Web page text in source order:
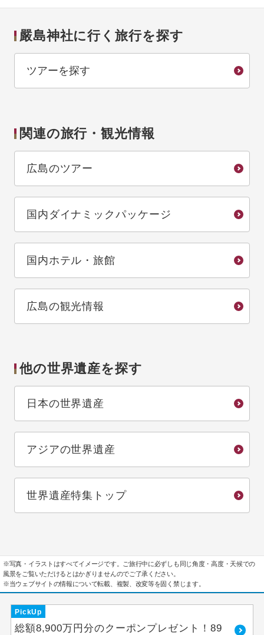
嚴島神社に行く旅行を探す
ツアーを探す
関連の旅行・観光情報
広島のツアー
国内ダイナミックパッケージ
国内ホテル・旅館
広島の観光情報
他の世界遺産を探す
日本の世界遺産
アジアの世界遺産
世界遺産特集トップ
※写真・イラストはすべてイメージです。ご旅行中に必ずしも同じ角度・高度・天候での
風景をご覧いただけるとはかぎりませんのでご了承ください。
※当ウェブサイトの情報について転載、複製、改変等を固く禁じます。
PickUp
総額8,900万円分のクーポンプレゼント！89